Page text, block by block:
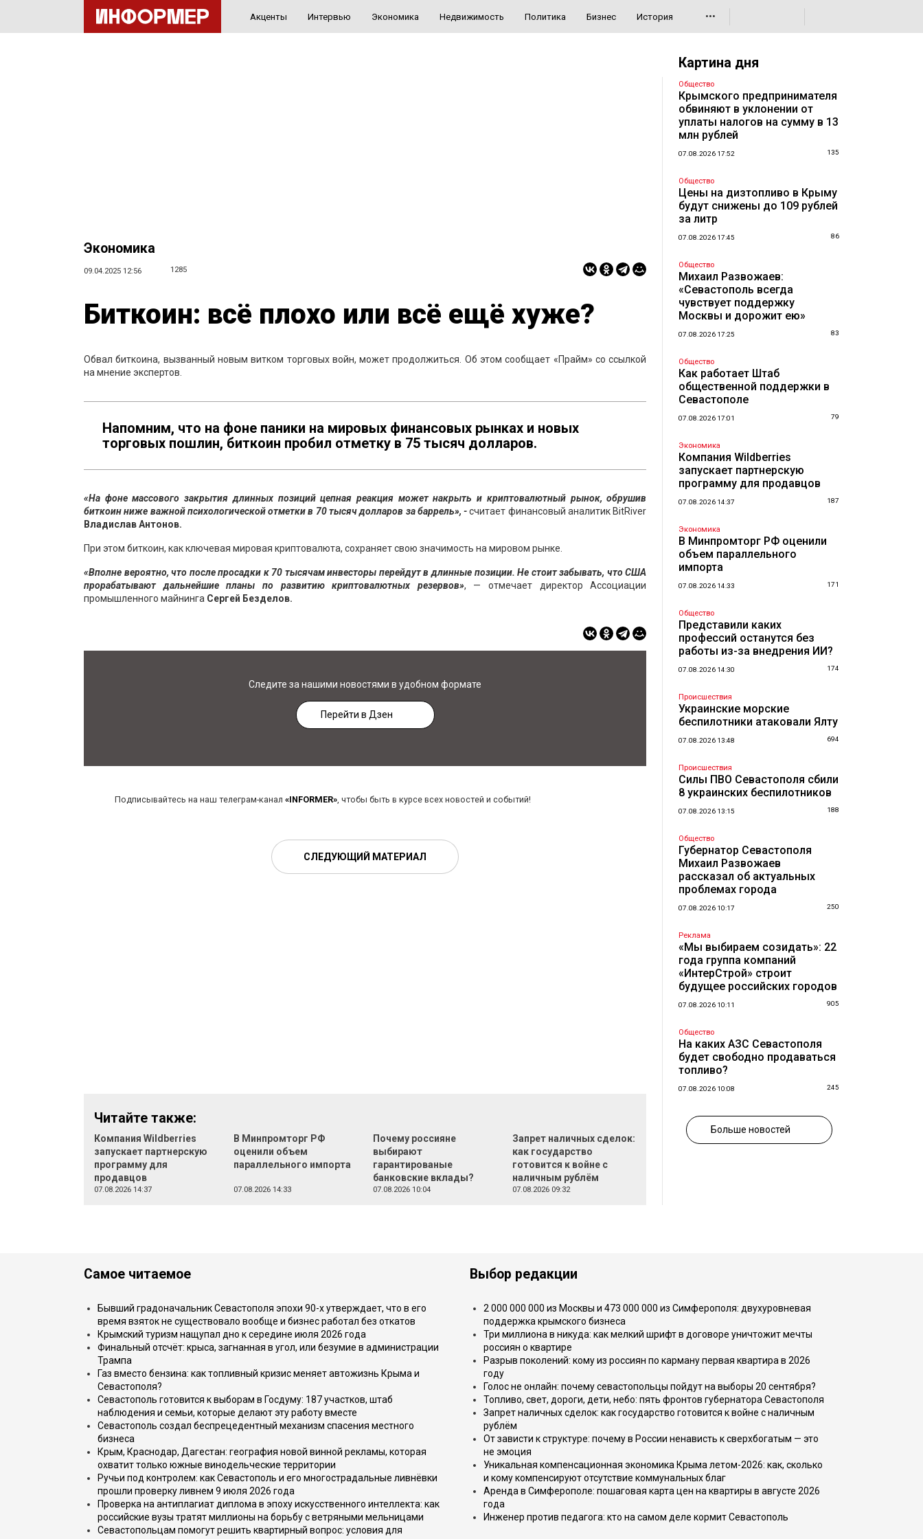
Акценты Интервью Экономика Недвижимость Политика Бизнес История •••
Экономика
09.04.2025 12:56 1285
Биткоин: всё плохо или всё ещё хуже?
Обвал биткоина, вызванный новым витком торговых войн, может продолжиться. Об этом сообщает «Прайм» со ссылкой
на мнение экспертов.
Напомним, что на фоне паники на мировых финансовых рынках и новых
торговых пошлин, биткоин пробил отметку в 75 тысяч долларов.
«На фоне массового закрытия длинных позиций цепная реакция может накрыть и криптовалютный рынок, обрушив
биткоин ниже важной психологической отметки в 70 тысяч долларов за баррель», -считает финансовый аналитик BitRiver
Владислав Антонов.
При этом биткоин, как ключевая мировая криптовалюта, сохраняет свою значимость на мировом рынке.
«Вполне вероятно, что после просадки к 70 тысячам инвесторы перейдут в длинные позиции. Не стоит забывать, что США
прорабатывают дальнейшие планы по развитию криптовалютных резервов», — отмечает директор Ассоциации
промышленного майнинга Сергей Безделов.
Следите за нашими новостями в удобном формате
Перейти в Дзен
Подписывайтесь на наш телеграм-канал «INFORMER», чтобы быть в курсе всех новостей и событий!
СЛЕДУЮЩИЙ МАТЕРИАЛ
Читайте также:
Компания Wildberries
запускает партнерскую
программу для
продавцов
07.08.2026 14:37
В Минпромторг РФ
оценили объем
параллельного импорта
07.08.2026 14:33
Почему россияне
выбирают
гарантированые
банковские вклады?
07.08.2026 10:04
Запрет наличных сделок:
как государство
готовится к войне с
наличным рублём
07.08.2026 09:32
Картина дня
Общество
Крымского предпринимателя
обвиняют в уклонении от
уплаты налогов на сумму в 13
млн рублей
07.08.2026 17:52 135
Общество
Цены на дизтопливо в Крыму
будут снижены до 109 рублей
за литр
07.08.2026 17:45 86
Общество
Михаил Развожаев:
«Севастополь всегда
чувствует поддержку
Москвы и дорожит ею»
07.08.2026 17:25 83
Общество
Как работает Штаб
общественной поддержки в
Севастополе
07.08.2026 17:01 79
Экономика
Компания Wildberries
запускает партнерскую
программу для продавцов
07.08.2026 14:37 187
Экономика
В Минпромторг РФ оценили
объем параллельного
импорта
07.08.2026 14:33 171
Общество
Представили каких
профессий останутся без
работы из-за внедрения ИИ?
07.08.2026 14:30 174
Происшествия
Украинские морские
беспилотники атаковали Ялту
07.08.2026 13:48 694
Происшествия
Силы ПВО Севастополя сбили
8 украинских беспилотников
07.08.2026 13:15 188
Общество
Губернатор Севастополя
Михаил Развожаев
рассказал об актуальных
проблемах города
07.08.2026 10:17 250
Реклама
«Мы выбираем созидать»: 22
года группа компаний
«ИнтерСтрой» строит
будущее российских городов
07.08.2026 10:11 905
Общество
На каких АЗС Севастополя
будет свободно продаваться
топливо?
07.08.2026 10:08 245
Больше новостей
Самое читаемое
Бывший градоначальник Севастополя эпохи 90-х утверждает, что в его
время взяток не существовало вообще и бизнес работал без откатов
Крымский туризм нащупал дно к середине июля 2026 года
Финальный отсчёт: крыса, загнанная в угол, или безумие в администрации
Трампа
Газ вместо бензина: как топливный кризис меняет автожизнь Крыма и
Севастополя?
Севастополь готовится к выборам в Госдуму: 187 участков, штаб
наблюдения и семьи, которые делают эту работу вместе
Севастополь создал беспрецедентный механизм спасения местного
бизнеса
Крым, Краснодар, Дагестан: география новой винной рекламы, которая
охватит только южные винодельческие территории
Ручьи под контролем: как Севастополь и его многострадальные ливнёвки
прошли проверку ливнем 9 июля 2026 года
Проверка на антиплагиат диплома в эпоху искусственного интеллекта: как
российские вузы тратят миллионы на борьбу с ветряными мельницами
Севастопольцам помогут решить квартирный вопрос: условия для
Выбор редакции
2 000 000 000 из Москвы и 473 000 000 из Симферополя: двухуровневая
поддержка крымского бизнеса
Три миллиона в никуда: как мелкий шрифт в договоре уничтожит мечты
россиян о квартире
Разрыв поколений: кому из россиян по карману первая квартира в 2026
году
Голос не онлайн: почему севастопольцы пойдут на выборы 20 сентября?
Топливо, свет, дороги, дети, небо: пять фронтов губернатора Севастополя
Запрет наличных сделок: как государство готовится к войне с наличным
рублём
От зависти к структуре: почему в России ненависть к сверхбогатым — это
не эмоция
Уникальная компенсационная экономика Крыма летом-2026: как, сколько
и кому компенсируют отсутствие коммунальных благ
Аренда в Симферополе: пошаговая карта цен на квартиры в августе 2026
года
Инженер против педагога: кто на самом деле кормит Севастополь